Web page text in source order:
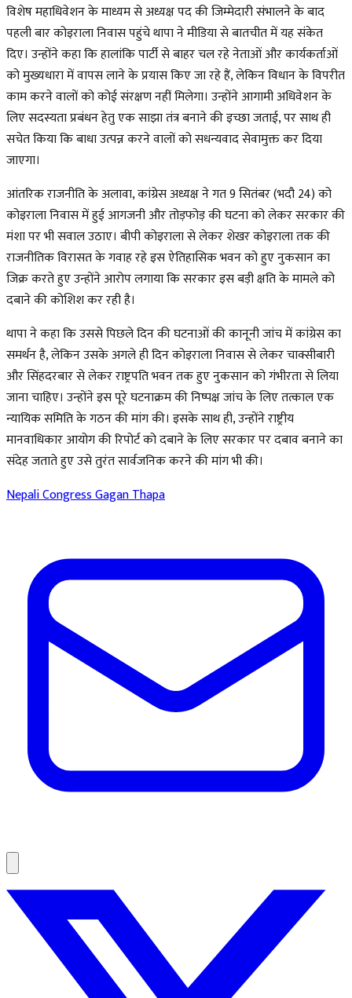
विशेष महाधिवेशन के माध्यम से अध्यक्ष पद की जिम्मेदारी संभालने के बाद
पहली बार कोइराला निवास पहुंचे थापा ने मीडिया से बातचीत में यह संकेत
दिए। उन्होंने कहा कि हालांकि पार्टी से बाहर चल रहे नेताओं और कार्यकर्ताओं
को मुख्यधारा में वापस लाने के प्रयास किए जा रहे हैं, लेकिन विधान के विपरीत
काम करने वालों को कोई संरक्षण नहीं मिलेगा। उन्होंने आगामी अधिवेशन के
लिए सदस्यता प्रबंधन हेतु एक साझा तंत्र बनाने की इच्छा जताई, पर साथ ही
सचेत किया कि बाधा उत्पन्न करने वालों को सधन्यवाद सेवामुक्त कर दिया
जाएगा।
आंतरिक राजनीति के अलावा, कांग्रेस अध्यक्ष ने गत 9 सितंबर (भदौ 24) को
कोइराला निवास में हुई आगजनी और तोड़फोड़ की घटना को लेकर सरकार की
मंशा पर भी सवाल उठाए। बीपी कोइराला से लेकर शेखर कोइराला तक की
राजनीतिक विरासत के गवाह रहे इस ऐतिहासिक भवन को हुए नुकसान का
जिक्र करते हुए उन्होंने आरोप लगाया कि सरकार इस बड़ी क्षति के मामले को
दबाने की कोशिश कर रही है।
थापा ने कहा कि उससे पिछले दिन की घटनाओं की कानूनी जांच में कांग्रेस का
समर्थन है, लेकिन उसके अगले ही दिन कोइराला निवास से लेकर चाक्सीबारी
और सिंहदरबार से लेकर राष्ट्रपति भवन तक हुए नुकसान को गंभीरता से लिया
जाना चाहिए। उन्होंने इस पूरे घटनाक्रम की निष्पक्ष जांच के लिए तत्काल एक
न्यायिक समिति के गठन की मांग की। इसके साथ ही, उन्होंने राष्ट्रीय
मानवाधिकार आयोग की रिपोर्ट को दबाने के लिए सरकार पर दबाव बनाने का
संदेह जताते हुए उसे तुरंत सार्वजनिक करने की मांग भी की।
Nepali CongressGagan Thapa